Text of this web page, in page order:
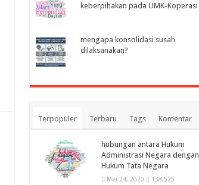
keberpihakan pada UMK-Koperasi
mengapa konsolidasi susah
dilaksanakan?
Terpopuler Terbaru Tags Komentar
hubungan antara Hukum
Administrasi Negara dengan
Hukum Tata Negara
Mei 24, 2020 138,525